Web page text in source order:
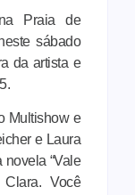
Praia de
sábado
da artista e
Multishow e
e Laura
“Vale
Você